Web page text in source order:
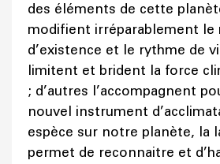
des éléments de cette
modifient irréparablement le
d’existence et le rythme de
limitent et brident la force
; d’autres l’accompagnent
nouvel instrument
espèce sur notre planète, la
permet de reconnaitre et